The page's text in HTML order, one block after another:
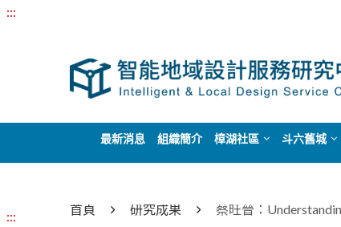
:::
最新消息 組織簡介 樟湖社區 斗六舊城
::: 首頁 研究成果 蔡旺晉：